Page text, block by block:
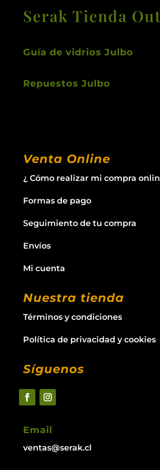
Serak Tienda
Guía de vidrios Julbo
Repuestos Julbo
Venta Online
¿ Cómo realizar mi compra
Formas de pago
Seguimiento de tu compra
Envíos
Mi cuenta
Nuestra tienda
Términos y condiciones
Política de privacidad y cookies
Síguenos
Email
ventas@serak.cl